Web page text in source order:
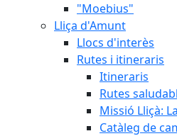
"Moebius"
Lliça d'Amunt
Llocs d'interès
Rutes i itineraris
Itineraris
Rutes
Missió Lliçà:
Catàleg de